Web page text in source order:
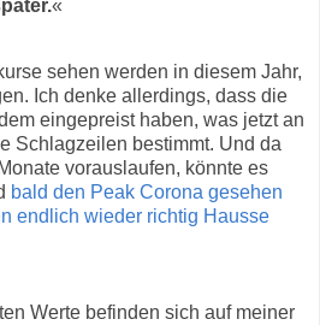
«
sehen werden in diesem Jahr,
Ich denke allerdings, dass die
eingepreist haben, was jetzt an
Schlagzeilen bestimmt. Und da
vorauslaufen, könnte es
bald den Peak Corona gesehen
endlich wieder richtig Hausse
Werte befinden sich auf meiner